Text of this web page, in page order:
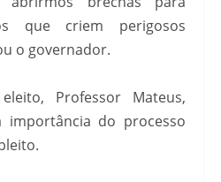
que criem perigosos
o governador.
Professor Mateus,
importância do processo